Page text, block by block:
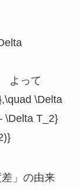
よって
\Delta
\Delta T_2}
」の由来